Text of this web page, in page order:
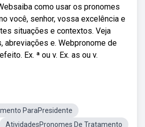
como usar os pronomes
você, senhor, vossa excelência e
situações e contextos. Veja
abreviações e. Webpronome de
Ex. ª ou v. Ex. as ou v.
ParaPresidente
AtividadesPronomes De Tratamento